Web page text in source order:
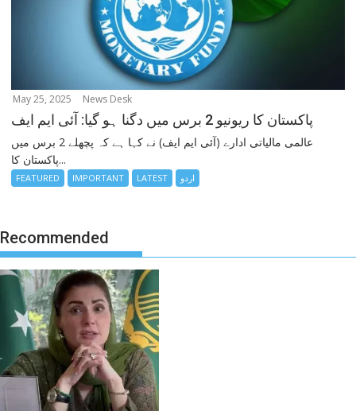
May 25, 2025 News Desk
پاکستان کا ریونیو 2 برس میں دگنا ہو گیا: آئی ایم ایف
عالمی مالیاتی ادارے (آئی ایم ایف) نے کہا ہے کہ پچھلے 2 برس میں
پاکستان کا...
FEATURED IMPORTANT LATEST اردو
Recommended